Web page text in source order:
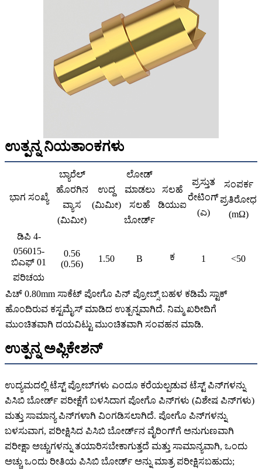
ಉತ್ಪನ್ನ ನಿಯತಾಂಕಗಳು
ಭಾಗ ಸಂಖ್ಯೆ
ಬ್ಯಾರೆಲ್
ಹೊರಗಿನ
ವ್ಯಾಸ
(ಮಿಮೀ)
ಉದ್ದ
(ಮಿಮೀ)
ಲೋಡ್
ಮಾಡಲು
ಸಲಹೆ
ಬೋರ್ಡ್
ಸಲಹೆ
ಡಿಯುಐ
ಪ್ರಸ್ತುತ
ರೇಟಿಂಗ್
(ಎ)
ಸಂಪರ್ಕ
ಪ್ರತಿರೋಧ
(mΩ)
ಡಿಪಿ 4-
056015-
ಬಿಎಫ್ 01
ಪರಿಚಯ
0.56
(0.56)
1.50 B ಕ 1 <50
ಪಿಚ್ 0.80mm ಸಾಕೆಟ್ ಪೋಗೊ ಪಿನ್ ಪ್ರೋಬ್ಸ್ ಬಹಳ ಕಡಿಮೆ ಸ್ಟಾಕ್
ಹೊಂದಿರುವ ಕಸ್ಟಮೈಸ್ ಮಾಡಿದ ಉತ್ಪನ್ನವಾಗಿದೆ. ನಿಮ್ಮ ಖರೀದಿಗೆ
ಮುಂಚಿತವಾಗಿ ದಯವಿಟ್ಟು ಮುಂಚಿತವಾಗಿ ಸಂವಹನ ಮಾಡಿ.
ಉತ್ಪನ್ನ ಅಪ್ಲಿಕೇಶನ್
ಉದ್ಯಮದಲ್ಲಿ ಟೆಸ್ಟ್ ಪ್ರೋಬ್‌ಗಳು ಎಂದೂ ಕರೆಯಲ್ಪಡುವ ಟೆಸ್ಟ್ ಪಿನ್‌ಗಳನ್ನು
ಪಿಸಿಬಿ ಬೋರ್ಡ್ ಪರೀಕ್ಷೆಗೆ ಬಳಸಿದಾಗ ಪೋಗೊ ಪಿನ್‌ಗಳು (ವಿಶೇಷ ಪಿನ್‌ಗಳು)
ಮತ್ತು ಸಾಮಾನ್ಯ ಪಿನ್‌ಗಳಾಗಿ ವಿಂಗಡಿಸಲಾಗಿದೆ. ಪೋಗೊ ಪಿನ್‌ಗಳನ್ನು
ಬಳಸುವಾಗ, ಪರೀಕ್ಷಿಸಿದ ಪಿಸಿಬಿ ಬೋರ್ಡ್‌ನ ವೈರಿಂಗ್‌ಗೆ ಅನುಗುಣವಾಗಿ
ಪರೀಕ್ಷಾ ಅಚ್ಚುಗಳನ್ನು ತಯಾರಿಸಬೇಕಾಗುತ್ತದೆ ಮತ್ತು ಸಾಮಾನ್ಯವಾಗಿ, ಒಂದು
ಅಚ್ಚು ಒಂದು ರೀತಿಯ ಪಿಸಿಬಿ ಬೋರ್ಡ್ ಅನ್ನು ಮಾತ್ರ ಪರೀಕ್ಷಿಸಬಹುದು;